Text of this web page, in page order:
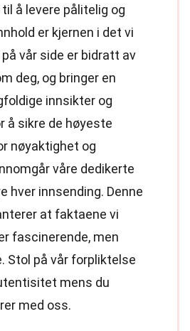
å levere pålitelig og
er kjernen i det vi
vår side er bidratt av
deg, og bringer en
innsikter og
å sikre de høyeste
nøyaktighet og
våre dedikerte
hver innsending. Denne
at faktaene vi
fascinerende, men
Stol på vår forpliktelse
mens du
med oss.